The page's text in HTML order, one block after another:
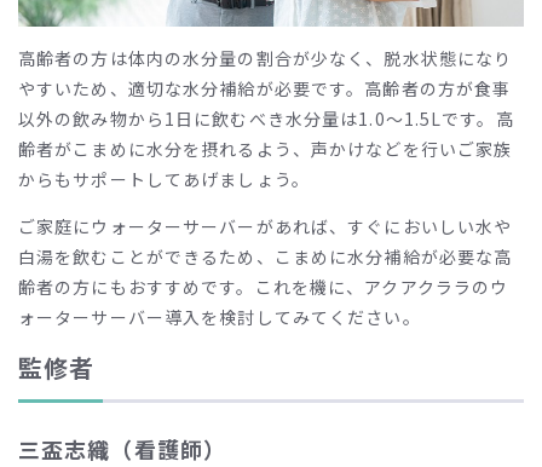
高齢者の方は体内の水分量の割合が少なく、脱水状態になり
やすいため、適切な水分補給が必要です。高齢者の方が食事
以外の飲み物から1日に飲むべき水分量は1.0～1.5Lです。高
齢者がこまめに水分を摂れるよう、声かけなどを行いご家族
からもサポートしてあげましょう。
ご家庭にウォーターサーバーがあれば、すぐにおいしい水や
白湯を飲むことができるため、こまめに水分補給が必要な高
齢者の方にもおすすめです。これを機に、アクアクララのウ
ォーターサーバー導入を検討してみてください。
監修者
三盃志織（看護師）